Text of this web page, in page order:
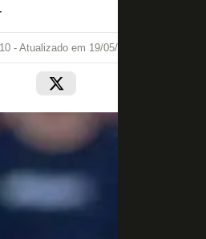
- Atualizado em 19/05/26 às 17:30